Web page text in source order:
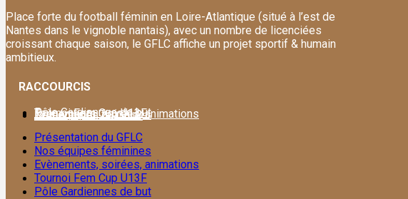
Place forte du football féminin en Loire-Atlantique (situé à l’est de
Nantes dans le vignoble nantais), avec un nombre de licenciées
croissant chaque saison, le GFLC affiche un projet sportif & humain
ambitieux.
RACCOURCIS
Présentation du GFLC
Nos équipes féminines
Evènements, soirées, animations
Tournoi Fem Cup U13F
Pôle Gardiennes de but
Présentation du GFLC
Nos équipes féminines
Evènements, soirées, animations
Tournoi Fem Cup U13F
Pôle Gardiennes de but